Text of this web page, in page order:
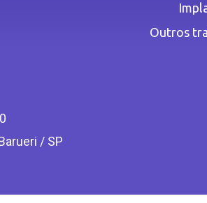
Outros
/ SP